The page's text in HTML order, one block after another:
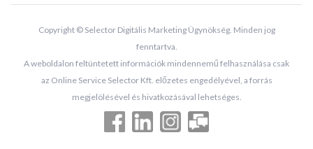
Copyright © Selector Digitális Marketing Ügynökség. Minden jog
fenntartva.
A weboldalon feltüntetett információk mindennemű felhasználása csak
az Online Service Selector Kft. előzetes engedélyével, a forrás
megjelölésével és hivatkozásával lehetséges.